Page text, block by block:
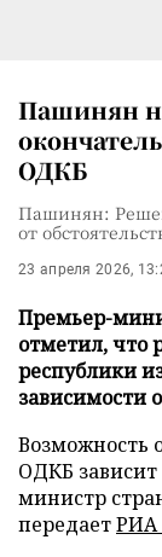
Пашинян
ОДКБ
Пашинян:
от
23 апреля 2026,
Премьер-
отметил, что
республики
зависимости
Возможность
ОДКБ зависит
министр
передаетРИА